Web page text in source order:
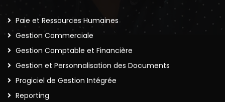
Paie et Ressources Humaines
Gestion Commerciale
Gestion Comptable et Financière
Gestion et Personnalisation des Documents
Progiciel de Gestion Intégrée
Reporting